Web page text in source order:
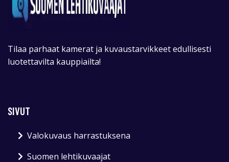
Tilaa parhaat kamerat ja kuvaustarvikkeet edullisesti
luotettavilta kauppiailta!
SIVUT
Valokuvaus harrastuksena
Suomen lehtikuvaajat